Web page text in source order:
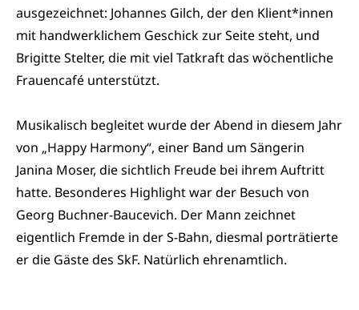
ausgezeichnet: Johannes Gilch, der den Klient*innen
mit handwerklichem Geschick zur Seite steht, und
Brigitte Stelter, die mit viel Tatkraft das wöchentliche
Frauencafé unterstützt.
Musikalisch begleitet wurde der Abend in diesem Jahr
von „Happy Harmony“, einer Band um Sängerin
Janina Moser, die sichtlich Freude bei ihrem Auftritt
hatte. Besonderes Highlight war der Besuch von
Georg Buchner-Baucevich. Der Mann zeichnet
eigentlich Fremde in der S-Bahn, diesmal porträtierte
er die Gäste des SkF. Natürlich ehrenamtlich.